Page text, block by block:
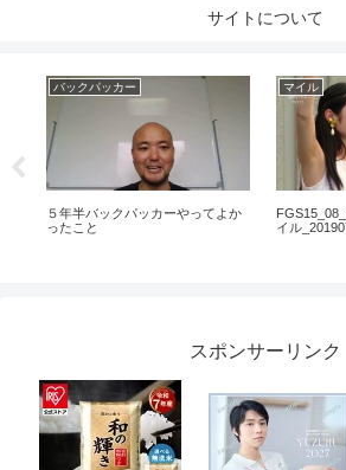
サイトについて
バックパッカー
５年半バックパッカーやってよか
ったこと
マイル
イル
スポンサーリンク